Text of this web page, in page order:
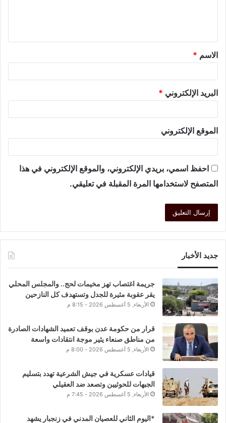
الاسم *
البريد الإلكتروني *
الموقع الإلكتروني
احفظ اسمي، بريدي الإلكتروني، والموقع الإلكتروني في هذا
المتصفح لاستخدامها المرة المقبلة في تعليقي.
جديد الأخبار
جريمة اغتصاب تهز مخيمات لحج.. والمجلس المحلي
يقر عقوبة مثيرة للجدل وتستهدف كل النازحين
الأربعاء, 5 أغسطس 2026 - 8:15 م
قرار من حكومة عدن بوقف تعميد الشهادات الصادرة
من مناطق صنعاء يثير موجة انتقادات واسعة
الأربعاء, 5 أغسطس 2026 - 8:00 م
قيادات عسكرية في جيش الشرعية تهدد بتسليم
الجبهات للحوثيين وتصعد ضد العقيلي
الأربعاء, 5 أغسطس 2026 - 7:45 م
*اليوم الثاني للعصيان المدني في زنجبار يشهد